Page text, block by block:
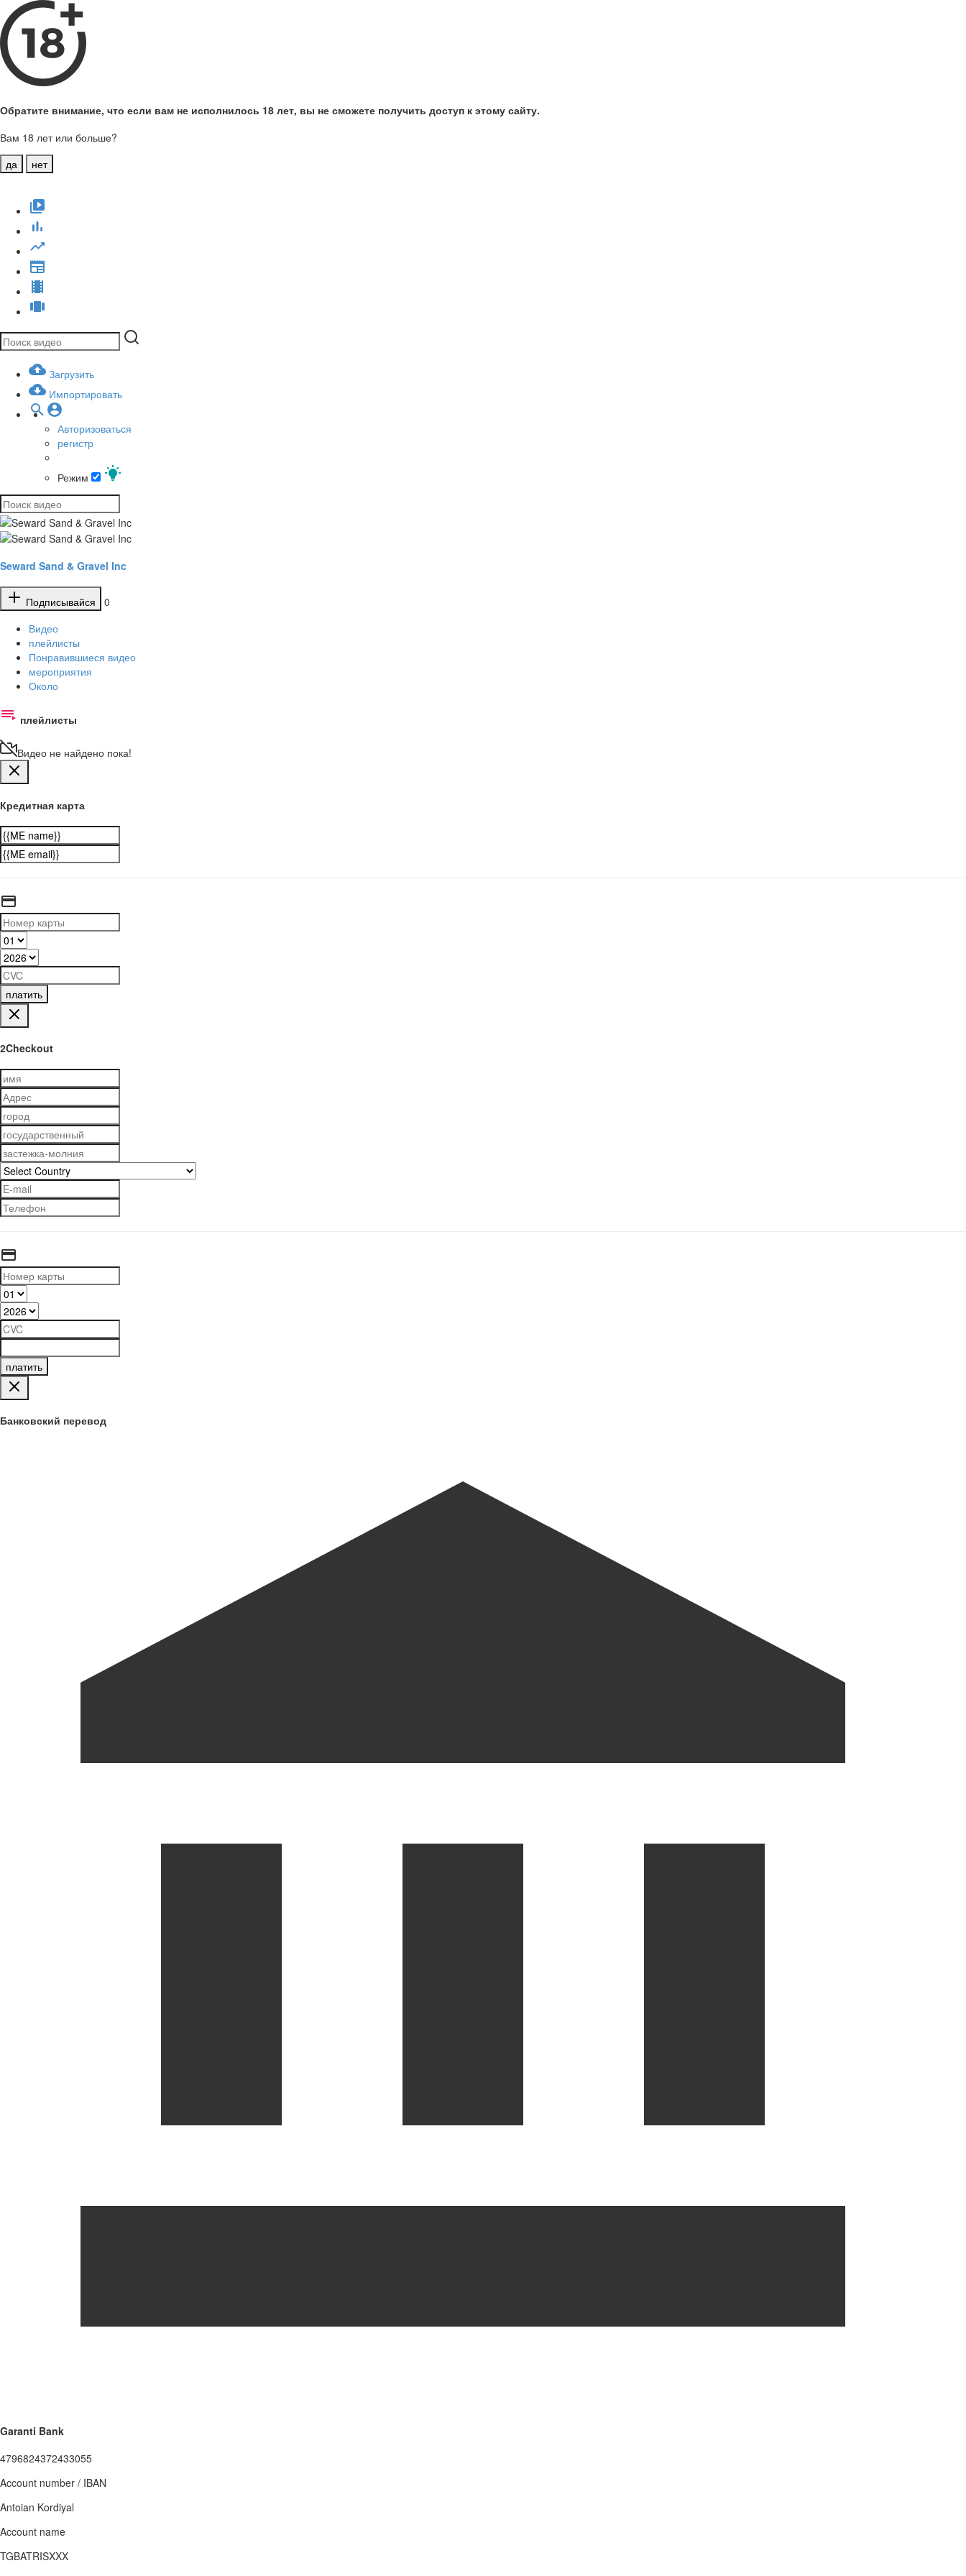
Обратите внимание, что если вам не исполнилось 18 лет, вы не сможете получить доступ к этому сайту.
Вам 18 лет или больше?
да
нет
Загрузить
Импортировать
Авторизоваться
регистр
Режим
Seward Sand & Gravel Inc
Подписывайся
0
Видео
плейлисты
Понравившиеся видео
мероприятия
Около
плейлисты
Видео не найдено пока!
Кредитная карта
платить
2Checkout
платить
Банковский перевод
Garanti Bank
4796824372433055
Account number / IBAN
Antoian Kordiyal
Account name
TGBATRISXXX